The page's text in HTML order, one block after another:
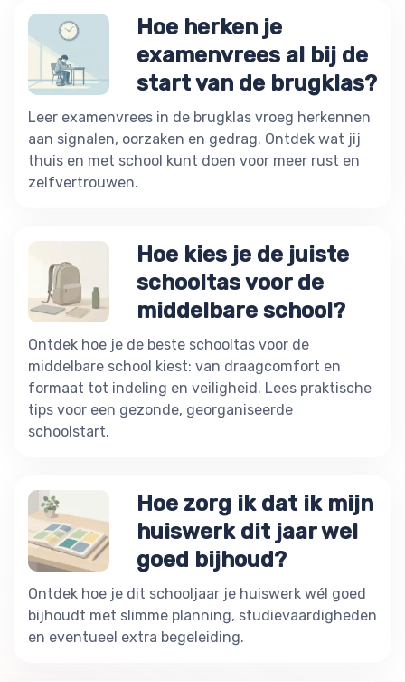
Hoe herken je
examenvrees al bij de
start van de brugklas?
Leer examenvrees in de brugklas vroeg herkennen
aan signalen, oorzaken en gedrag. Ontdek wat jij
thuis en met school kunt doen voor meer rust en
zelfvertrouwen.
Hoe kies je de juiste
schooltas voor de
middelbare school?
Ontdek hoe je de beste schooltas voor de
middelbare school kiest: van draagcomfort en
formaat tot indeling en veiligheid. Lees praktische
tips voor een gezonde, georganiseerde
schoolstart.
Hoe zorg ik dat ik mijn
huiswerk dit jaar wel
goed bijhoud?
Ontdek hoe je dit schooljaar je huiswerk wél goed
bijhoudt met slimme planning, studievaardigheden
en eventueel extra begeleiding.